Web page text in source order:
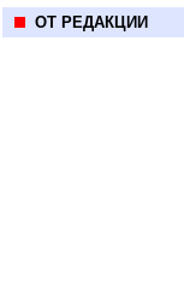
ОТ РЕДАКЦИИ